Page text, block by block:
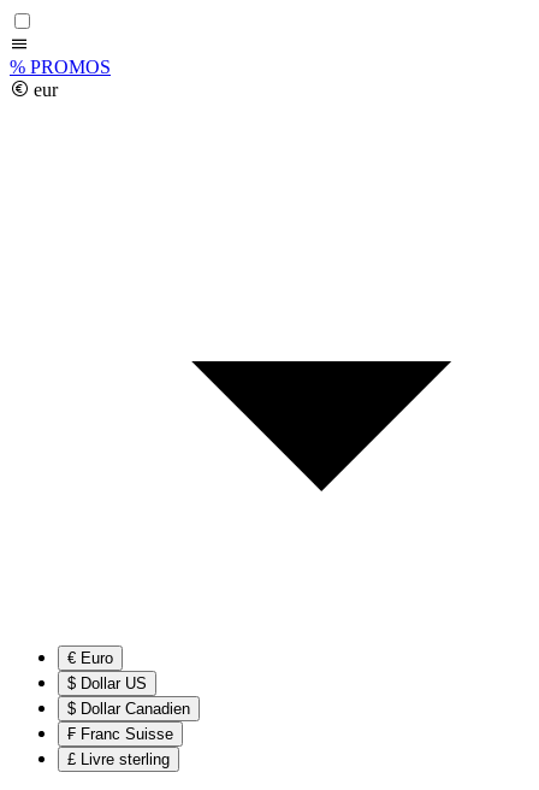
% PROMOS
eur
€ Euro
$ Dollar US
$ Dollar Canadien
₣ Franc Suisse
£ Livre sterling